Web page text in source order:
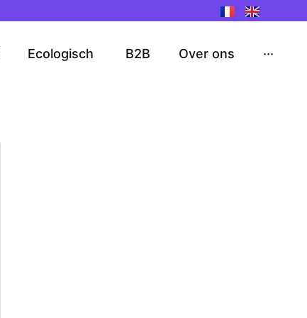
Ecologisch B2B Over ons ···